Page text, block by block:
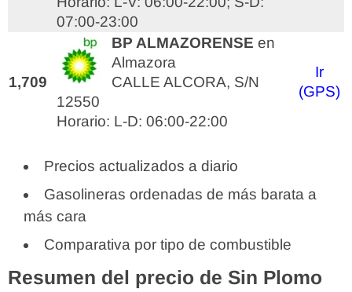
07:00-23:00
1,709
BP ALMAZORENSE en
Almazora
CALLE ALCORA, S/N
12550
Horario: L-D: 06:00-22:00
Ir
(GPS)
Precios actualizados a diario
Gasolineras ordenadas de más barata a
más cara
Comparativa por tipo de combustible
Resumen del precio de Sin Plomo